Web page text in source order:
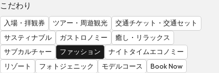
る
気
を
見
る
こだわり
入場・拝観券 ツアー・周遊観光
交通チケット・交通セット
サスティナブル
ガストロノミー
癒し・リラックス
サブカルチャー
ファッション
ナイトタイムエコノミー
リゾート
フォトジェニック モデルコース Book Now